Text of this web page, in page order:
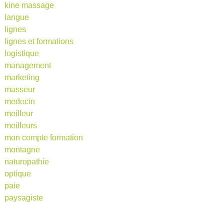
kine massage
langue
lignes
lignes et formations
logistique
management
marketing
masseur
medecin
meilleur
meilleurs
mon compte formation
montagne
naturopathie
optique
paie
paysagiste